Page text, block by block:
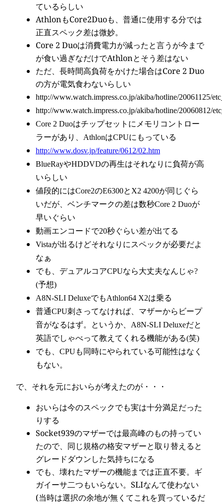
ているらしい
AthlonもCore2Duoも、普通に使用する分では
正直スペック差は微妙。
Core 2 Duoは消費電力が減ったと言うが今まで
が食い過ぎなだけでAthlonとそう差はない
ただ、長時間高負荷をかけた場合はCore 2 Duo
の方が電気食わないらしい
http://www.watch.impress.co.jp/akiba/hotline/20061125/
http://www.watch.impress.co.jp/akiba/hotline/20060812/
Core 2 Duoはチップセットにメモリコントロー
ラーがあり、AthlonはCPUにもっている
http://www.dosv.jp/feature/0612/02.htm
BlueRayやHDDVDの再生はそれなりに負荷が高
いらしい
値段的にはCore2のE6300とX2 4200が同じぐら
いだが、ベンチマークの差は数秒Core 2 Duoが
早いぐらい
動画エンコードで20秒ぐらい差が出てる
Vistaが出るけどそれなりにスペックが必要だよ
なぁ
でも、デュアルコアCPUなら大丈夫なんじゃ?
(予想)
A8N-SLI DeluxeでもAthlon64 X2は乗る
普通CPU刺さってなければ、マザーからビープ
音がなるはず。というか、A8N-SLI Deluxeだと
英語でしゃべって教えてくれる機能がある(笑)
でも、CPUも同時にやられている可能性はなく
もない。
で、それを元においらが考えたのが・・・
おいらは今のスペックでも実は十分満足だった
りする
Socket939のマザーでは最高峰のもの持ってい
たので、同じ規格の格安マザーと取り替えると
グレードダウンした気持ちになる
でも、壊れたマザーの機能までは正直不要。ギ
ガイーサ二つもいらない。SLIなんて使わない
(当時は選択の余地が無くてこれを買っているだ